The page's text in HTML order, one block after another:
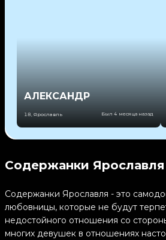
АЛЕКСАНДР
18 Ярославль Был 4 месяца назад
Содержанки Ярославля
Содержанки Ярославля - это
любовницы, которые не будут
недостойного отношения со
многих девушек в отношениях